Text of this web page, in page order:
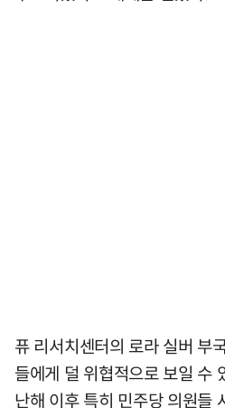
퓨 리서치센터의 로라 실버 부
들에게 덜 위협적으로 보일 수
난해 이후 특히 민주당 의원들